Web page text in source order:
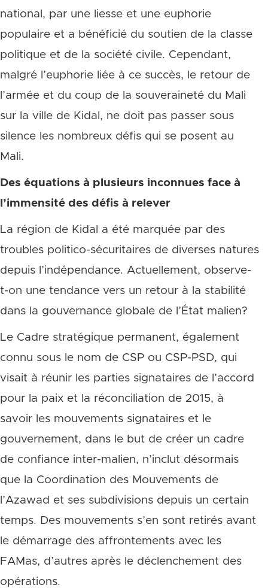
national, par une liesse et une euphorie
populaire et a bénéficié du soutien de la classe
politique et de la société civile. Cependant,
malgré l’euphorie liée à ce succès, le retour de
l’armée et du coup de la souveraineté du Mali
sur la ville de Kidal, ne doit pas passer sous
silence les nombreux défis qui se posent au
Mali.
Des équations à plusieurs inconnues face à
l’immensité des défis à relever
La région de Kidal a été marquée par des
troubles politico-sécuritaires de diverses natures
depuis l’indépendance. Actuellement, observe-
t-on une tendance vers un retour à la stabilité
dans la gouvernance globale de l’État malien?
Le Cadre stratégique permanent, également
connu sous le nom de CSP ou CSP-PSD, qui
visait à réunir les parties signataires de l’accord
pour la paix et la réconciliation de 2015, à
savoir les mouvements signataires et le
gouvernement, dans le but de créer un cadre
de confiance inter-malien, n’inclut désormais
que la Coordination des Mouvements de
l’Azawad et ses subdivisions depuis un certain
temps. Des mouvements s’en sont retirés avant
le démarrage des affrontements avec les
FAMas, d’autres après le déclenchement des
opérations.